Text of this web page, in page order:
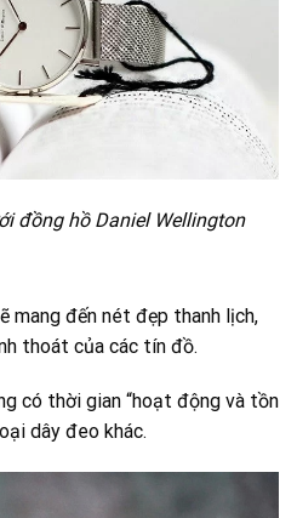
đồng hồ Daniel Wellington
mang đến nét đẹp thanh lịch,
thoát của các tín đồ.
có thời gian “hoạt động và tồn
dây đeo khác.